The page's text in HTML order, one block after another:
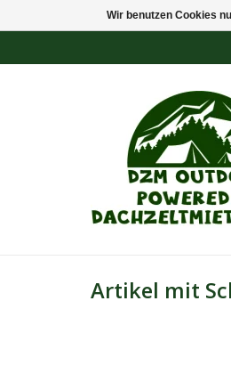
Artikel mit
Wir benutzen Cookies